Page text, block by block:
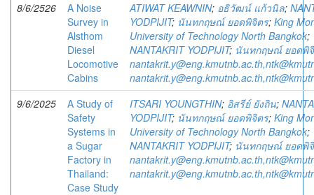
8/6/2526
A Noise
Survey in
Alsthom
Diesel
Locomotive
Cabins
ATIWAT KEAWNIN; อธิวัฒน์ แก้วนิล;
YODPIJIT; นันทกฤษณ์ ยอดพิจิตร; King
University of Technology North Bangkok;
NANTAKRIT YODPIJIT; นันทกฤษณ์ ยอดพิ
9/6/2025
A Study of
Safety
Systems in
a Sugar
Factory in
Thailand:
Case Study
ITSARI YOUNGTHIN; อิสรีย์ ยังถิน;
YODPIJIT; นันทกฤษณ์ ยอดพิจิตร; King
University of Technology North Bangkok;
NANTAKRIT YODPIJIT; นันทกฤษณ์ ยอดพิ